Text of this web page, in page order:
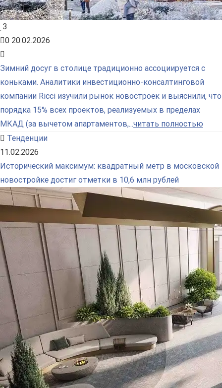
3
0 20.02.2026
Зимний досуг в столице традиционно ассоциируется с
коньками. Аналитики инвестиционно-консалтинговой
компании Ricci изучили рынок новостроек и выяснили, что
порядка 15% всех проектов, реализуемых в пределах
МКАД (за вычетом апартаментов,...читать полностью
Тенденции
11.02.2026
Исторический максимум: квадратный метр в московской
новостройке достиг отметки в 10,6 млн рублей